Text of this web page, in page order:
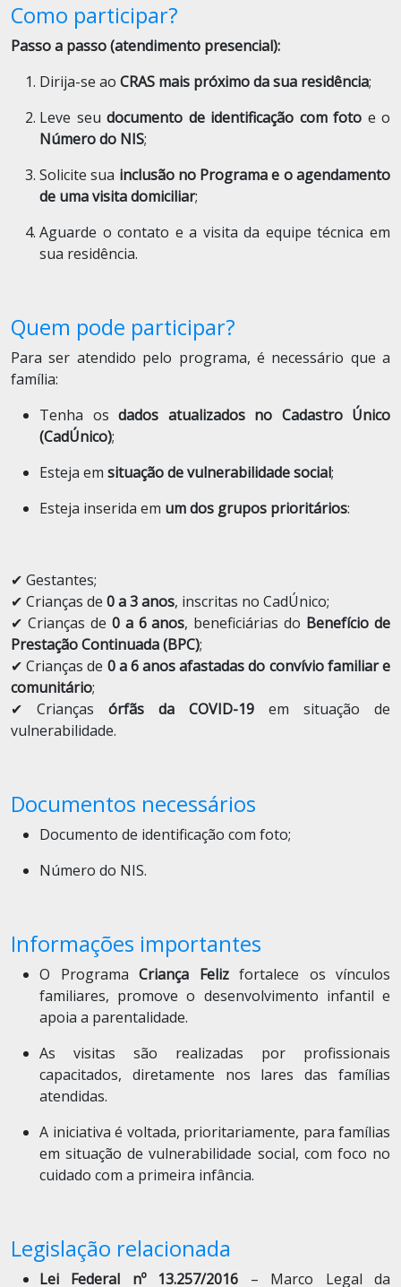
Como participar?
Passo a passo (atendimento presencial):
Dirija-se ao CRAS mais próximo da sua residência;
Leve seu documento de identificação com foto e o
Número do NIS;
Solicite sua inclusão no Programa e o agendamento
de uma visita domiciliar;
Aguarde o contato e a visita da equipe técnica em
sua residência.
Quem pode participar?
Para ser atendido pelo programa, é necessário que a
família:
Tenha os dados atualizados no Cadastro Único
(CadÚnico);
Esteja em situação de vulnerabilidade social;
Esteja inserida em um dos grupos prioritários:
✔ Gestantes;
✔ Crianças de 0 a 3 anos, inscritas no CadÚnico;
✔ Crianças de 0 a 6 anos, beneficiárias do Benefício de
Prestação Continuada (BPC);
✔ Crianças de 0 a 6 anos afastadas do convívio familiar e
comunitário;
✔ Crianças órfãs da COVID-19 em situação de
vulnerabilidade.
Documentos necessários
Documento de identificação com foto;
Número do NIS.
Informações importantes
O Programa Criança Felizfortalece os vínculos
familiares, promove o desenvolvimento infantil e
apoia a parentalidade.
As visitas são realizadas por profissionais
capacitados, diretamente nos lares das famílias
atendidas.
A iniciativa é voltada, prioritariamente, para famílias
em situação de vulnerabilidade social, com foco no
cuidado com a primeira infância.
Legislação relacionada
Lei Federal nº 13.257/2016 – Marco Legal da